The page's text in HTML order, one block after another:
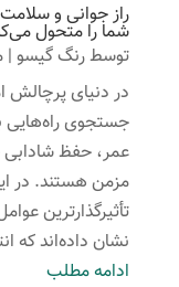
راز جوانی و
شما را متحول
توسطرنگ گیسو|
در دنیای پرچالش
جستجوی راه‌هایی
عمر، حفظ شادابی
مزمن هستند. در
تأثیرگذارترین
نشان داده‌اند که
ادامه مطلب